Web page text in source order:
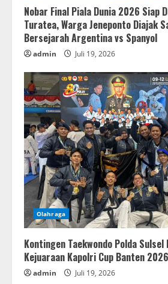
Nobar Final Piala Dunia 2026 Siap
Turatea, Warga Jeneponto Diajak
Bersejarah Argentina vs Spanyol
admin Juli 19, 2026
Olahraga
Kontingen Taekwondo Polda
Kejuaraan Kapolri Cup Banten 2026
admin Juli 19, 2026